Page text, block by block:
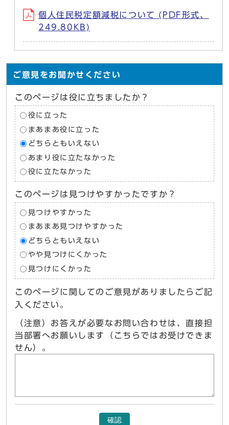
個人住民税定額減税について (PDF形式、
249.80KB)
ご意見をお聞かせください
このページは役に立ちましたか？
役に立った
まあまあ役に立った
どちらともいえない
あまり役に立たなかった
役に立たなかった
このページは見つけやすかったですか？
見つけやすかった
まあまあ見つけやすかった
どちらともいえない
やや見つけにくかった
見つけにくかった
このページに関してのご意見がありましたらご記
入ください。
（注意）お答えが必要なお問い合わせは、直接担
当部署へお願いします（こちらではお受けできま
せん）。
確認